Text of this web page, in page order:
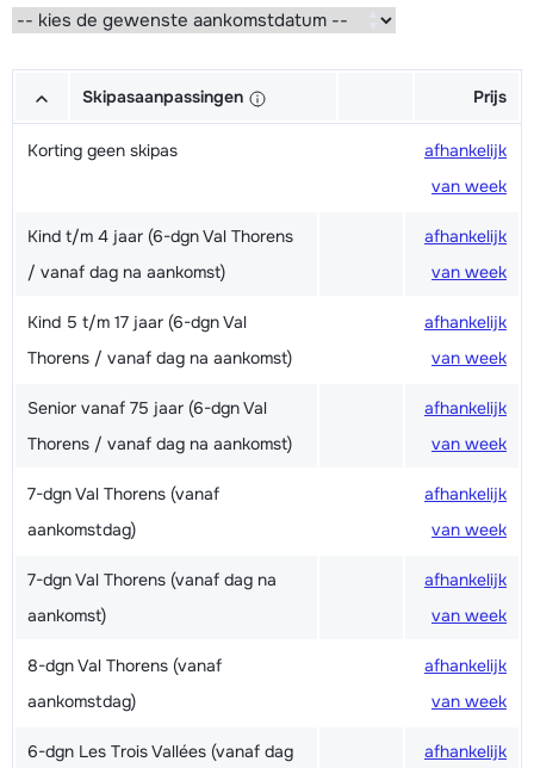
Skipasaanpassingen Prijs
Korting geen skipas
afhankelijk
van week
Kind t/m 4 jaar (6-dgn Val Thorens
/ vanaf dag na aankomst)
afhankelijk
van week
Kind 5 t/m 17 jaar (6-dgn Val
Thorens / vanaf dag na aankomst)
afhankelijk
van week
Senior vanaf 75 jaar (6-dgn Val
Thorens / vanaf dag na aankomst)
afhankelijk
van week
7-dgn Val Thorens (vanaf
aankomstdag)
afhankelijk
van week
7-dgn Val Thorens (vanaf dag na
aankomst)
afhankelijk
van week
8-dgn Val Thorens (vanaf
aankomstdag)
afhankelijk
van week
6-dgn Les Trois Vallées (vanaf dag
afhankelijk